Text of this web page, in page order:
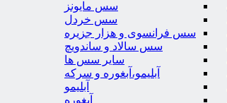
سس مایونز
سس خردل
سس فرانسوی و هزار جزیره
سس سالاد و ساندویچ
سایر سس ها
آبلیمو،آبغوره و سرکه
آبلیمو
آبغوره